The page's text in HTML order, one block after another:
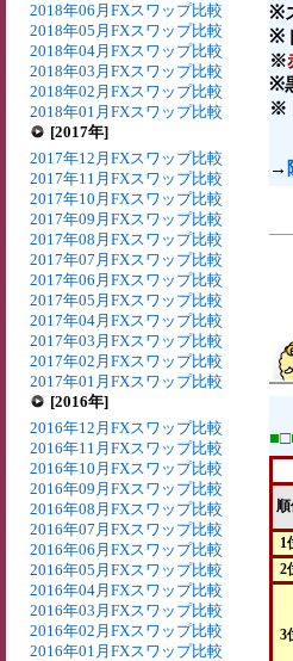
2018年06月FXスワップ比較
2018年05月FXスワップ比較
2018年04月FXスワップ比較
2018年03月FXスワップ比較
2018年02月FXスワップ比較
2018年01月FXスワップ比較
[2017年]
2017年12月FXスワップ比較
2017年11月FXスワップ比較
2017年10月FXスワップ比較
2017年09月FXスワップ比較
2017年08月FXスワップ比較
2017年07月FXスワップ比較
2017年06月FXスワップ比較
2017年05月FXスワップ比較
2017年04月FXスワップ比較
2017年03月FXスワップ比較
2017年02月FXスワップ比較
2017年01月FXスワップ比較
[2016年]
2016年12月FXスワップ比較
2016年11月FXスワップ比較
2016年10月FXスワップ比較
2016年09月FXスワップ比較
2016年08月FXスワップ比較
2016年07月FXスワップ比較
2016年06月FXスワップ比較
2016年05月FXスワップ比較
2016年04月FXスワップ比較
2016年03月FXスワップ比較
2016年02月FXスワップ比較
2016年01月FXスワップ比較
※
※
※
※
※
→
順
1
2
3